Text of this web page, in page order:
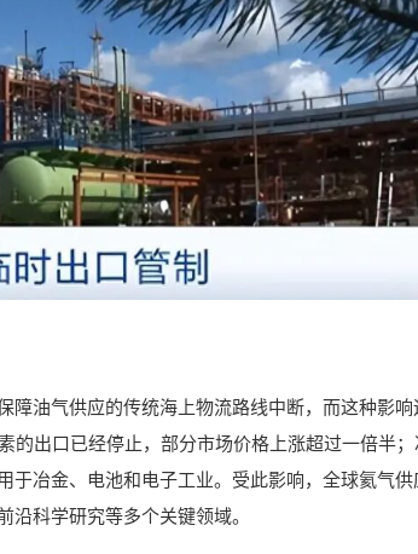
障油气供应的传统海上物流路线中断，而这种影响
出口已经停止，部分市场价格上涨超过一倍半；
于冶金、电池和电子工业。受此影响，全球氦气供
科学研究等多个关键领域。